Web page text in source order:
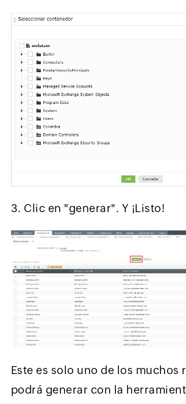
3. Clic en "generar". Y ¡Listo!
Este es solo uno de los muchos
podrá generar con la